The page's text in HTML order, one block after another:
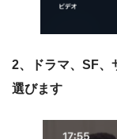
2、ドラマ、SF、
選びます